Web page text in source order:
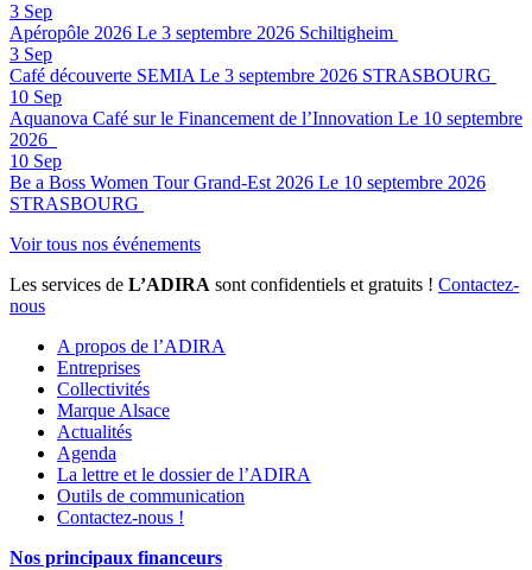
3 Sep
Apéropôle 2026 Le 3 septembre 2026 Schiltigheim
3 Sep
Café découverte SEMIALe 3 septembre 2026 STRASBOURG
10 Sep
Aquanova Café sur le Financement de l’Innovation Le 10 septembre
2026
10 Sep
Be a Boss Women Tour Grand-Est 2026 Le 10 septembre 2026
STRASBOURG
Voir tous nos événements
Les services de L’ADIRA sont confidentiels et gratuits ! Contactez-
nous
A propos de l’ADIRA
Entreprises
Collectivités
Marque Alsace
Actualités
Agenda
La lettre et le dossier de l’ADIRA
Outils de communication
Contactez-nous !
Nos principaux financeurs